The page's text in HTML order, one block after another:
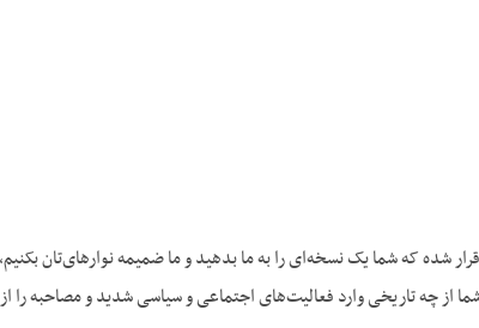
شده که شما یک نسخه‌ای را به ما بدهید و ما ضمیمه نوارهای‌تان
از چه تاریخی وارد فعالیت‌های اجتماعی و سیاسی شدید و مصاحبه را